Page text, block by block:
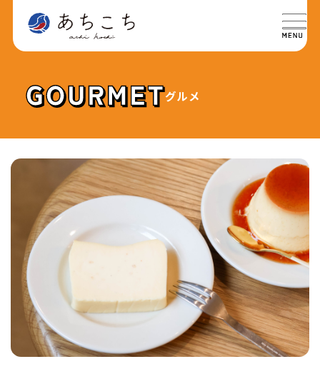
特集 SPECIAL
イベント EVENT
おでかけ
ライフ LIFE
あちこち編集コラム
グルメ